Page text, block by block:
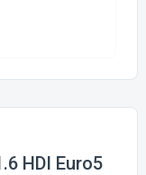
HDI Euro5